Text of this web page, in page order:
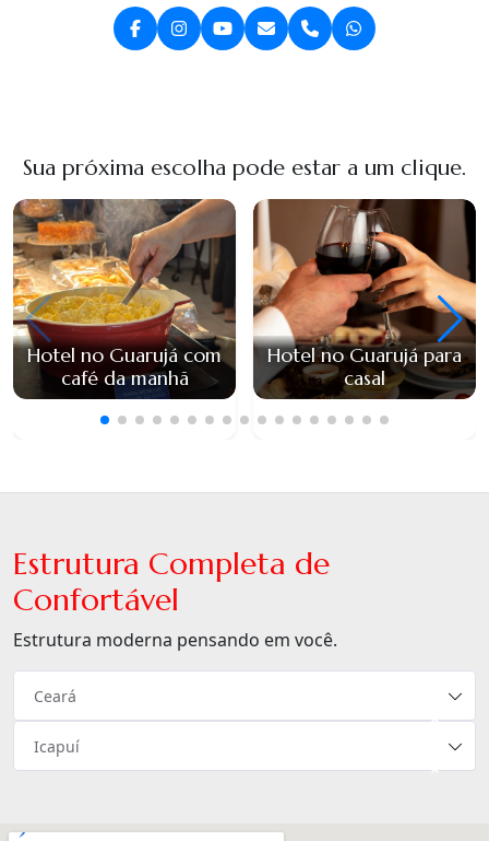
Sua próxima escolha pode estar a um clique.
Hotel no Guarujá com
café da manhã
Hotel no Guarujá para
casal
Estrutura Completa de
Confortável
Estrutura moderna pensando em você.
×
Ceará
×
Icapuí